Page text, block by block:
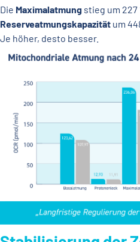
Die Maximalatmung stieg um 227
Reserveatmungskapazität um
Je höher, desto besser.